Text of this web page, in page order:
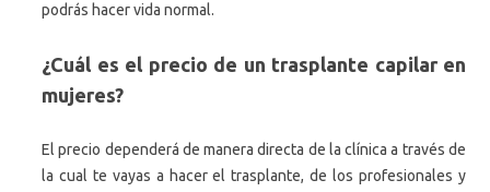
podrás hacer vida normal.
¿Cuál es el precio de un trasplante capilar en
mujeres?
El precio dependerá de manera directa de la clínica a través de
la cual te vayas a hacer el trasplante, de los profesionales y